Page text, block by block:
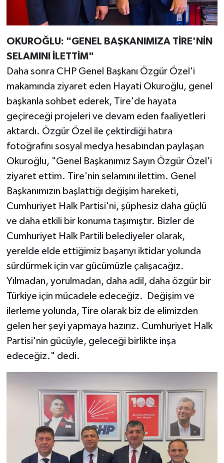
OKUROĞLU: "GENEL BAŞKANIMIZA TİRE'NİN
SELAMINI İLETTİM"
Daha sonra CHP Genel Başkanı Özgür Özel'i
makamında ziyaret eden Hayati Okuroğlu, genel
başkanla sohbet ederek, Tire'de hayata
geçireceği projeleri ve devam eden faaliyetleri
aktardı. Özgür Özel ile çektirdiği hatıra
fotoğrafını sosyal medya hesabından paylaşan
Okuroğlu, "Genel Başkanımız Sayın Özgür Özel'i
ziyaret ettim. Tire'nin selamını ilettim. Genel
Başkanımızın başlattığı değişim hareketi,
Cumhuriyet Halk Partisi'ni, şüphesiz daha güçlü
ve daha etkili bir konuma taşımıştır. Bizler de
Cumhuriyet Halk Partili belediyeler olarak,
yerelde elde ettiğimiz başarıyı iktidar yolunda
sürdürmek için var gücümüzle çalışacağız.
Yılmadan, yorulmadan, daha adil, daha özgür bir
Türkiye için mücadele edeceğiz. Değişim ve
ilerleme yolunda, Tire olarak biz de elimizden
gelen her şeyi yapmaya hazırız. Cumhuriyet Halk
Partisi'nin gücüyle, geleceği birlikte inşa
edeceğiz." dedi.